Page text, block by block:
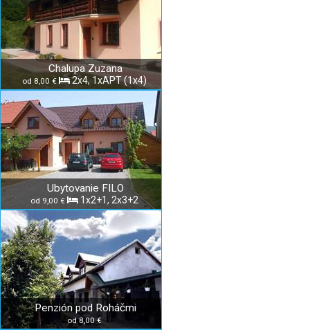
Chalupa Zuzana
od 8,00 € 2x4, 1xAPT (1x4)
Ubytovanie FILO
od 9,00 € 1x2+1, 2x3+2
Penzión pod Roháčmi
od 8,00 €